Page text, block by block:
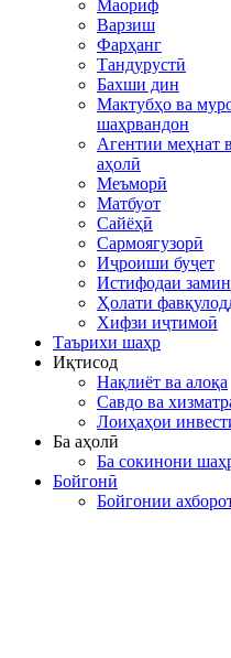
Маориф
Варзиш
Фарҳанг
Тандурустӣ
Бахши дин
Мактубҳо ва
шаҳрвандон
Агентии меҳнат
аҳолӣ
Меъморӣ
Матбуот
Сайёҳӣ
Сармоягузорӣ
Иҷроиши буҷет
Истифодаи замин
Ҳолати
Хифзи иҷтимоӣ
Таърихи шаҳр
Иқтисод
Нақлиёт ва алоқа
Савдо ва
Лоиҳаҳои
Ба аҳолӣ
Ба сокинони
Бойгонӣ
Бойгонии